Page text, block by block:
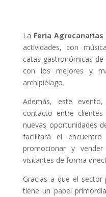
La Feria Agrocanarias
actividades, con
catas gastronómicas
con los mejores y
archipiélago.
Además, este
contacto entre
nuevas oportunidades
facilitará el
promocionar y
visitantes de forma
Gracias a que el sector
tiene un papel